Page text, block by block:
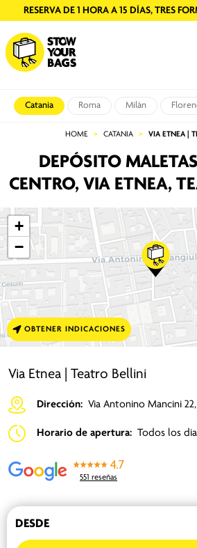
RESERVA EN LÍNEA O EN
Catania Roma Milán
HOME CATANIA VIA ETNEA |
DEPÓSITO
CENTRO, VIA ETNEA,
+
−
OBTENER INDICACIONES
Via Etnea | Teatro Bellini
Dirección: Via Antonino Mancini 22,
Horario de apertura: Todos los
4.7
551 reseñas
DESDE